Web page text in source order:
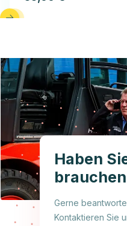
Haben
Gerne
Kontaktieren Sie